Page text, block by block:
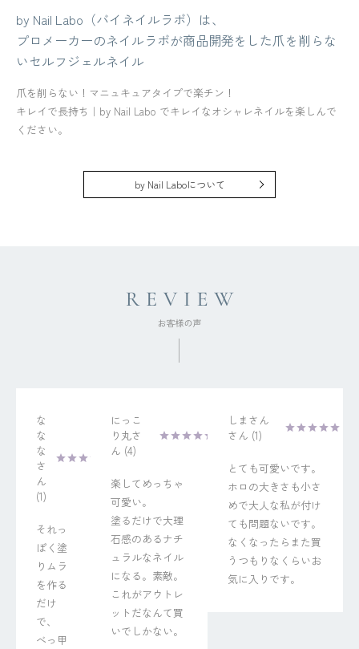
by Nail Labo（バイネイルラボ）は、
プロメーカーのネイルラボが商品開発をした爪を削らな
いセルフジェルネイル
爪を削らない！マニュキュアタイプで楽チン！
キレイで長持ち｜by Nail Labo でキレイなオシャレネイルを楽しんで
ください。
by Nail Laboについて
な
な
な
1
それっ
ぽく塗
りムラ
を作る
だけ
で、
べっ甲
にっこ
り丸
4
楽してめっちゃ
可愛い。
塗るだけで大理
石感のあるナチ
ュラルなネイル
になる。素敵。
これがアウトレ
ットだなんて買
いでしかない。
しまさん
1
とても可愛いです。
ホロの大きさも小さ
めで大人な私が付け
ても問題ないです。
なくなったらまた買
うつもりなくらいお
気に入りです。